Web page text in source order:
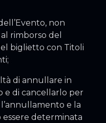
non
rimborso del
biglietto con Titoli
di annullare in
e di cancellarlo per
e la
determinata